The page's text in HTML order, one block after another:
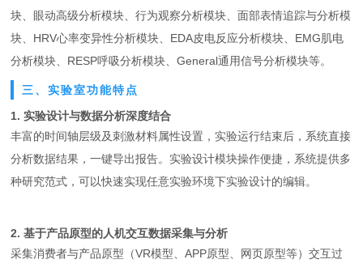
块、眼动高级分析模块、行为观察分析模块、面部表情追踪与分析模
块、HRV心率变异性分析模块、EDA皮电反应分析模块、EMG肌电
分析模块、RESP呼吸分析模块、General通用信号分析模块等。
三、实验室功能特点
1. 实验设计与数据分析深度结合
丰富的时间轴层级及刺激材料属性设置，实验运行结束后，系统直接
分析数据结果，一键导出报告。实验设计模块操作便捷，系统提供多
种研究范式，可以快速实现任意实验环境下实验设计的编辑。
2. 基于产品原型的人机交互数据采集与分析
采集消费者与产品原型（VR模型、APP原型、网页原型等）交互过